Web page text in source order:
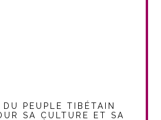
PEUPLE TIBÉTAIN
SA CULTURE ET SA